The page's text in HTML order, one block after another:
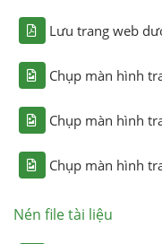
Lưu trang web
Chụp màn hình
Chụp màn hình
Chụp màn hình
Nén file tài liệu